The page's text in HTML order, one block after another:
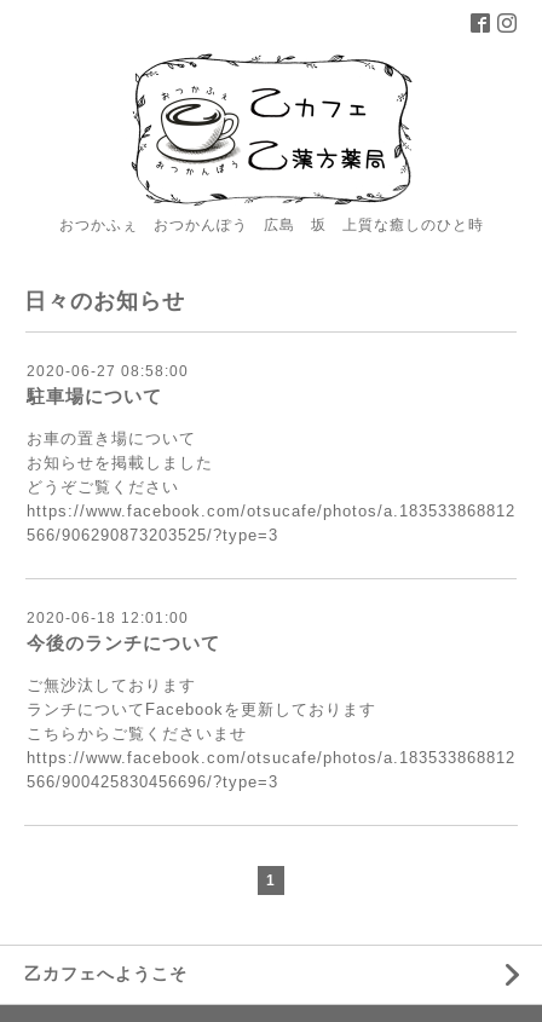
おつかふぇ おつかんぽう 広島 坂 上質な癒しのひと時
日々のお知らせ
2020-06-27 08:58:00
駐車場について
お車の置き場について
お知らせを掲載しました
どうぞご覧ください
https://www.facebook.com/otsucafe/photos/a.183533868812
566/906290873203525/?type=3
2020-06-18 12:01:00
今後のランチについて
ご無沙汰しております
ランチについてFacebookを更新しております
こちらからご覧くださいませ
https://www.facebook.com/otsucafe/photos/a.183533868812
566/900425830456696/?type=3
1
乙カフェへようこそ